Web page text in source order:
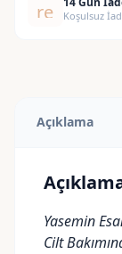
replayKoşulsuz
Açıklama
Yasemin
Cilt